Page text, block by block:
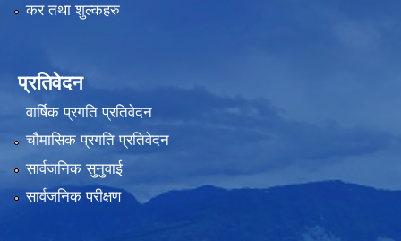
कर तथा शुल्कहरु
प्रतिवेदन
वार्षिक प्रगति प्रतिवेदन
चौमासिक प्रगति प्रतिवेदन
सार्वजनिक सुनुवाई
सार्वजनिक परीक्षण